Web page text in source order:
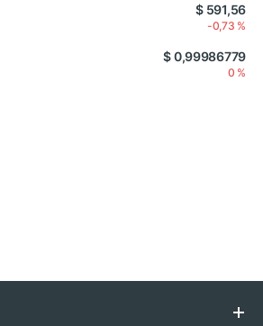
$ 591,56
-0,73 %
$ 0,99986779
0 %